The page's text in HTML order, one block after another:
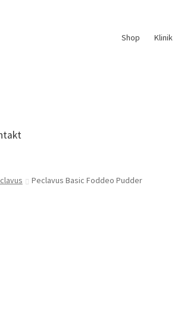
Shop Klinik
Peclavus Basic Foddeo Pudder